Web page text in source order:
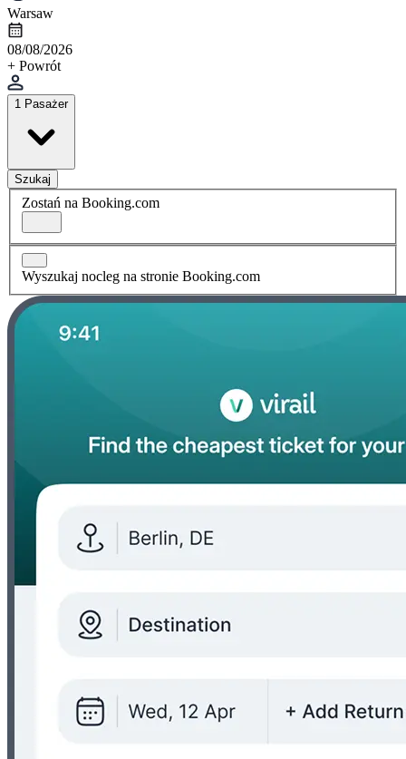
Warsaw
08/08/2026
+ Powrót
1 Pasażer
Szukaj
Zostań na Booking.com
Wyszukaj nocleg na stronie Booking.com